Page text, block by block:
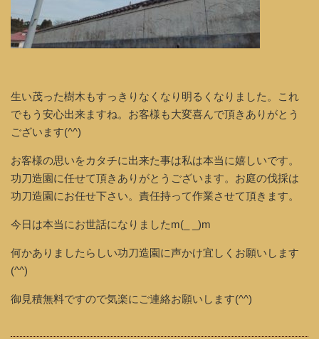
生い茂った樹木もすっきりなくなり明るくなりました。これ
でもう安心出来ますね。お客様も大変喜んで頂きありがとう
ございます(^^)
お客様の思いをカタチに出来た事は私は本当に嬉しいです。
功刀造園に任せて頂きありがとうございます。お庭の伐採は
功刀造園にお任せ下さい。責任持って作業させて頂きます。
今日は本当にお世話になりましたm(_ _)m
何かありましたらしい功刀造園に声かけ宜しくお願いします
(^^)
御見積無料ですので気楽にご連絡お願いします(^^)